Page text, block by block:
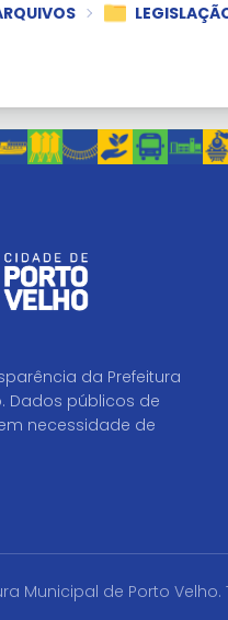
da Prefeitura
Dados públicos de
necessidade de
Municipal de Porto